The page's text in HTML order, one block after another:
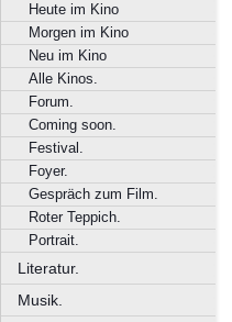
Heute im Kino
Morgen im Kino
Neu im Kino
Alle Kinos.
Forum.
Coming soon.
Festival.
Foyer.
Gespräch zum Film.
Roter Teppich.
Portrait.
Literatur.
Musik.